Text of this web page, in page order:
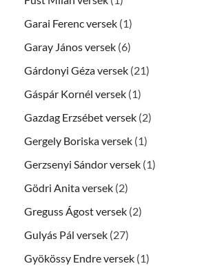
Garai Ferenc versek (1)
Garay János versek (6)
Gárdonyi Géza versek (21)
Gáspár Kornél versek (1)
Gazdag Erzsébet versek (2)
Gergely Boriska versek (1)
Gerzsenyi Sándor versek (1)
Gödri Anita versek (2)
Greguss Ágost versek (2)
Gulyás Pál versek (27)
Gyökössy Endre versek (1)